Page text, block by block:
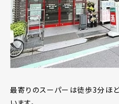
最寄りのスーパーは徒歩3分ほ